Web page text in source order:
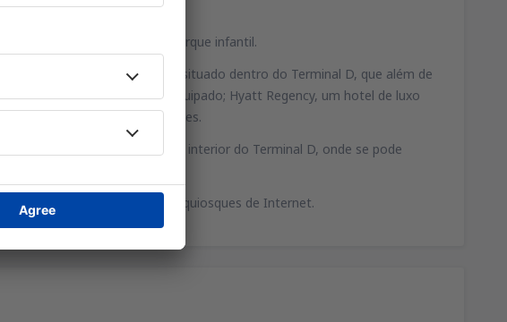
os seus escritórios lá.
agência de correios e um parque infantil.
Hyatt, um hotel de luxo situado dentro do Terminal D, que além de
centro de negócios bem equipado; Hyatt Regency, um hotel de luxo
baile e espaços para exposições.
próprio, localizado no interior do Terminal D, onde se pode
em todos os terminais há quiosques de Internet.